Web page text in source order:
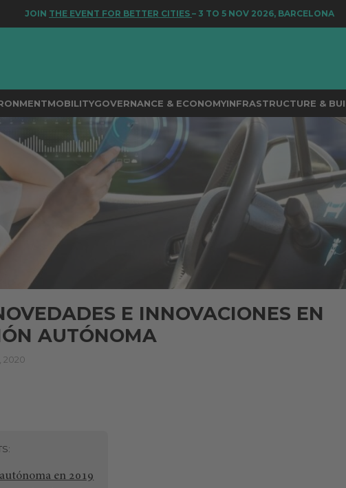
THE EVENT FOR BETTER CITIES– 3 TO 5 NOV 2026, BARCELONA
MOBILITYGOVERNANCE & ECONOMYINFRASTRUCTURE &
E INNOVACIONES EN
AUTÓNOMA
2020
en 2019